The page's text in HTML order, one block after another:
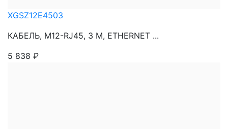
XGSZ12E4503
КАБЕЛЬ, М12-RJ45, 3 М, ETHERNET ...
5 838 ₽